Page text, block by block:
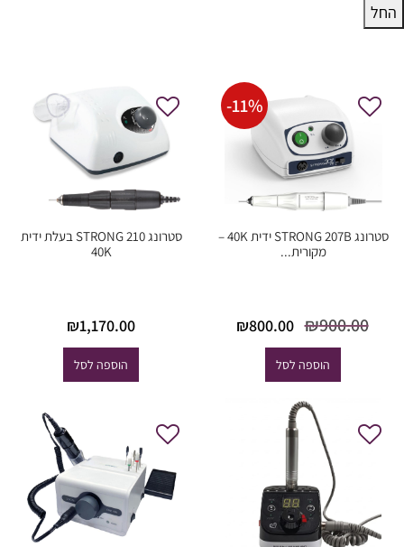
החל
-11%
סטרונג STRONG 207B ידית 40K –
מקורית...
₪900.00
המחיר
היה:
₪900.00.
₪800.00
הוספה לסל
סטרונג STRONG 210 בעלת ידית
40K
₪1,170.00
הוספה לסל